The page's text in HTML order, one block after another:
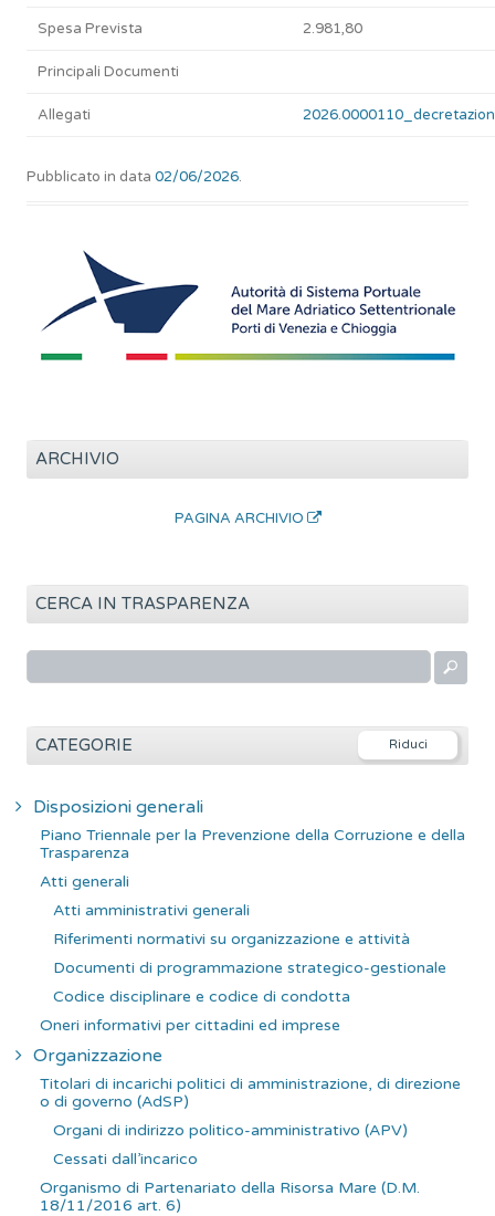
Spesa Prevista 2.981,80
Principali Documenti
Allegati
Pubblicato in data 02/06/2026.
ARCHIVIO
PAGINA ARCHIVIO
CERCA IN TRASPARENZA
r
CATEGORIE
Disposizioni generali
Piano Triennale per la Prevenzione della Corruzione e della
Trasparenza
Atti generali
Atti amministrativi generali
Riferimenti normativi su organizzazione e attività
Documenti di programmazione strategico-gestionale
Codice disciplinare e codice di condotta
Oneri informativi per cittadini ed imprese
Organizzazione
Titolari di incarichi politici di amministrazione, di direzione
o di governo (AdSP)
Organi di indirizzo politico-amministrativo (APV)
Cessati dall’incarico
Organismo di Partenariato della Risorsa Mare (D.M.
18/11/2016 art. 6)